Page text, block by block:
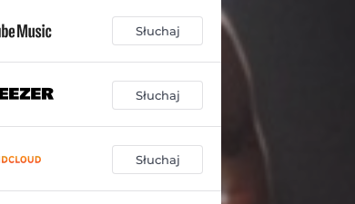
Słuchaj
Słuchaj
Słuchaj